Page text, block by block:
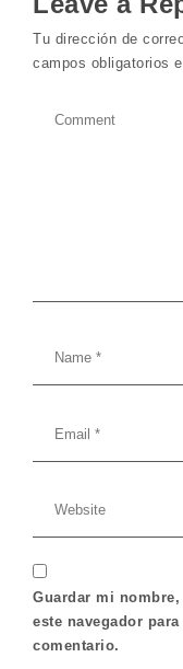
Tu dirección de
campos obligatorios
Guardar mi
este navegador
comentario.